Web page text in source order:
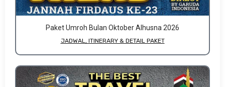
Paket Umroh Bulan Oktober Alhusna 2026
JADWAL, ITINERARY & DETAIL PAKET